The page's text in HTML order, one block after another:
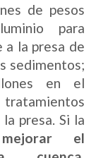
de pesos
para
a la presa de
sedimentos;
en el
tratamientos
presa. Si la
mejorar el